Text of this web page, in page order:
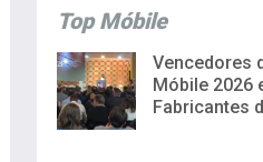
Top Móbile
Vencedores
Móbile 2026
Fabricantes